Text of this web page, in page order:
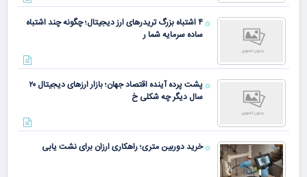
۴ اشتباه بزرگ تریدرهای ارز دیجیتال؛ چگونه چند اشتباه
ساده سرمایه شما ر
پشت پرده آینده اقتصاد جهان؛ بازار ارزهای دیجیتال ۲۰
سال دیگر چه شکلی خ
خرید دوربین متری؛ راهکاری ارزان برای نشت یابی